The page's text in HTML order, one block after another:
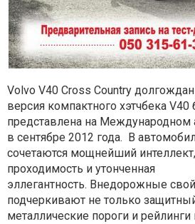
Volvo V40 Cross Country
версия компактного хэтчбека
представлена на Международном
в сентябре 2012 года. В
сочетаются мощнейший
проходимость и утонченная
эллегантность. Внедорожные
подчеркивают не только
металлические пороги и